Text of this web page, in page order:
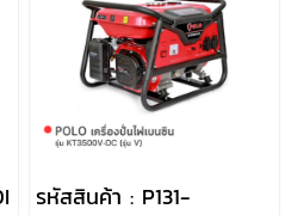
รหัสสินค้า : P131-